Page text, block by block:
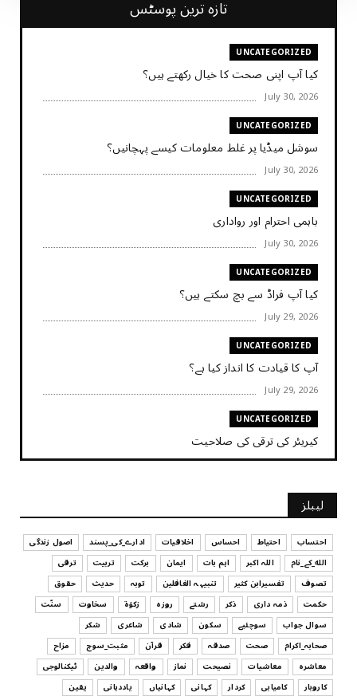
تازہ ترین پوسٹس
UNCATEGORIZED
کیا آپ اپنی صحت کا خیال رکھتے ہیں؟
July 30, 2026
UNCATEGORIZED
سوشل میڈیا پر غلط معلومات کیسے پہچانیں؟
July 30, 2026
UNCATEGORIZED
باہمی احترام اور رواداری
July 30, 2026
UNCATEGORIZED
کیا آپ فراڈ سے بچ سکتے ہیں؟
July 29, 2026
UNCATEGORIZED
آپ کا قیادت کا انداز کیا ہے؟
July 29, 2026
UNCATEGORIZED
کیریئر کی ترقی کی صلاحیت
July 29, 2026
UNCATEGORIZED
کیا آپ اپنے باس کو مؤثر طریقے سے منظم کر رہے ہیں
July 29, 2026
UNCATEGORIZED
اس وقت آپ کا موڈ کیسا ہے؟
July 29, 2026
UNCATEGORIZED
قرض لینے اور دینے میں ہوشیاری
July 29, 2026
لیبلز
احتساب احتیاط احساس اخلاقیات ادارے_کی_پسند
اصول زندگی
الله_کے_نام
اللہ اکبر اہم بات ایمان برکت تربیت
ترقی
تصوف
تفسیرابن کثیر تنبیہہ الغافلین توبہ حدیث
حقوق
حکمت
ذمہ داری ذکر رشتے روزہ زکوٰۃ سخاوت
سنّت
سوال جواب
سوچئیے سکون شادی شاعری
شکر
صحابہ_اکرام
صحت صدقہ فکر قرآن مثبت_سوچ
مزاح
معاشرہ
معاشیات نصیحت نماز واقعہ والدین
ٹیکنالوجی
کاروبار
کامیابی کردار کہانی کہانیاں یاددہانی یقین